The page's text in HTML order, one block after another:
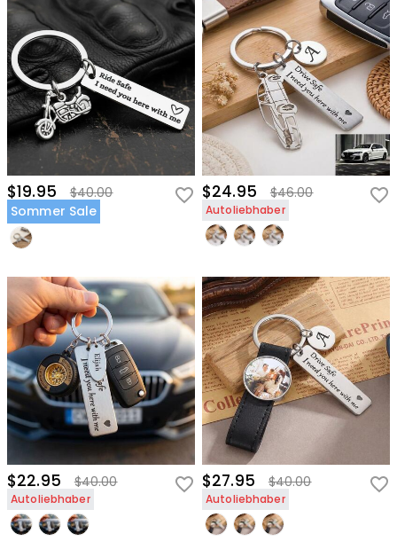
$19.95
$40.00
Sommer Sale
$24.95 $46.00
Autoliebhaber
$22.95 $40.00
Autoliebhaber
$27.95 $40.00
Autoliebhaber